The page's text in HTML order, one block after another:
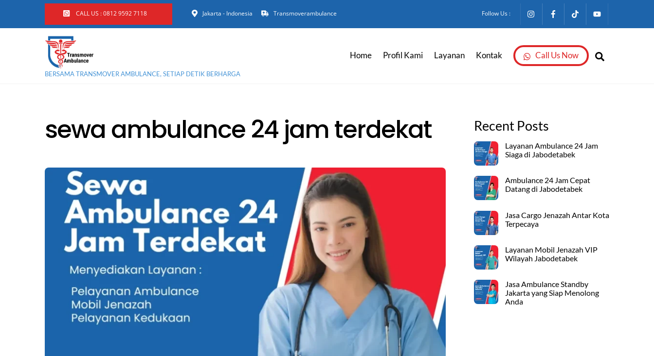
CALL US : 0812 9592 7118 Jakarta - Indonesia Transmoverambulance Follow Us :
BERSAMA TRANSMOVER AMBULANCE, SETIAP DETIK BERHARGA
Home Profil Kami Layanan Kontak Call Us Now
sewa ambulance 24 jam terdekat Recent Posts
Layanan Ambulance 24 Jam
Siaga di Jabodetabek
Ambulance 24 Jam Cepat
Datang di Jabodetabek
Jasa Cargo Jenazah Antar Kota
Terpecaya
Layanan Mobil Jenazah VIP
Wilayah Jabodetabek
Jasa Ambulance Standby
Jakarta yang Siap Menolong
Anda